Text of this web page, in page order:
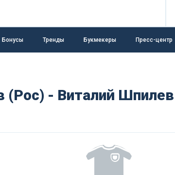
Бонусы Тренды Букмекеры Пресс-центр
(Рос) - Виталий Шпилев